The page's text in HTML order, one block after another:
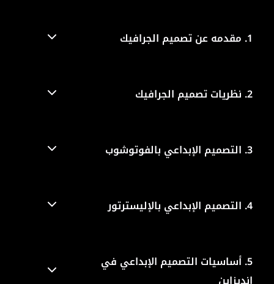
1. مقدمه عن تصميم الجرافيك
2. نظريات تصميم الجرافيك
3. التصميم الإبداعي بالفوتوشوب
4. التصميم الإبداعي بالإليسترتور
5. أساسيات التصميم الإبداعي في